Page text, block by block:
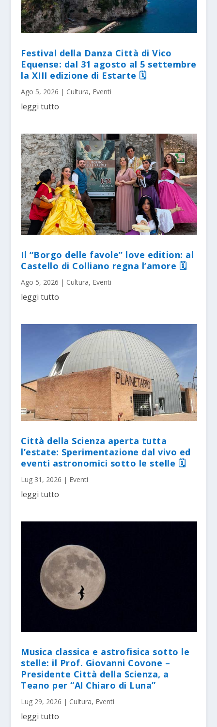
Festival della Danza Città di Vico
Equense: dal 31 agosto al 5 settembre
la XIII edizione di Estarte 🗓
Ago 5, 2026 | Cultura, Eventi
leggi tutto
Il “Borgo delle favole” love edition: al
Castello di Colliano regna l’amore 🗓
Ago 5, 2026 | Cultura, Eventi
leggi tutto
Città della Scienza aperta tutta
l’estate: Sperimentazione dal vivo ed
eventi astronomici sotto le stelle 🗓
Lug 31, 2026 | Eventi
leggi tutto
Musica classica e astrofisica sotto le
stelle: il Prof. Giovanni Covone –
Presidente Città della Scienza, a
Teano per “Al Chiaro di Luna”
Lug 29, 2026 | Cultura, Eventi
leggi tutto